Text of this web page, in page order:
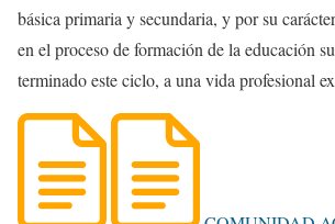
básica primaria y secundaria, y por su
en el proceso de formación de la educación
terminado este ciclo, a una vida profesional